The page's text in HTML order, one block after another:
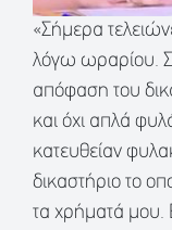
«Σήμερα
λόγω ωραρίου.
απόφαση του
και όχι απλά
κατευθείαν
δικαστήριο το
τα χρήματά μου.